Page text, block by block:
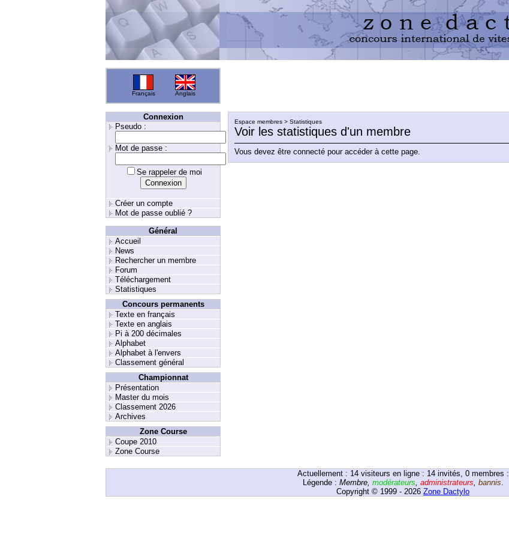
Français Anglais
Connexion
Pseudo :
Mot de passe :
Se rappeler de moi
Créer un compte
Mot de passe oublié ?
Général
Accueil
News
Rechercher un membre
Forum
Téléchargement
Statistiques
Concours permanents
Texte en français
Texte en anglais
Pi à 200 décimales
Alphabet
Alphabet à l'envers
Classement général
Championnat
Présentation
Master du mois
Classement 2026
Archives
Zone Course
Coupe 2010
Zone Course
Espace membres > Statistiques
Voir les statistiques d'un membre
Vous devez être connecté pour accéder à cette page.
Actuellement : 14visiteurs en ligne : 14 invités, 0 membres :
Légende : Membre, modérateurs, administrateurs, bannis.
Copyright © 1999 - 2026 Zone Dactylo